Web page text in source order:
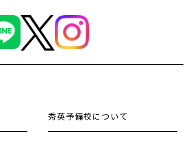
秀英予備校について